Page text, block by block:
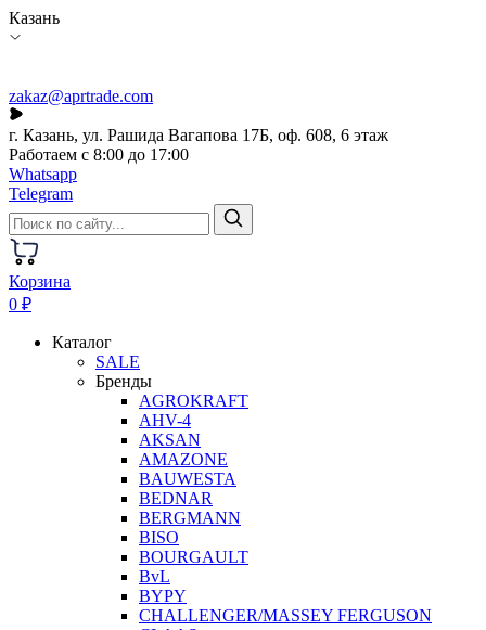
Казань
zakaz@aprtrade.com
г. Казань, ул. Рашида Вагапова 17Б, оф. 608, 6 этаж
Работаем с 8:00 до 17:00
Whatsapp
Telegram
Корзина
0 ₽
Каталог
SALE
Бренды
AGROKRAFT
AHV-4
AKSAN
AMAZONE
BAUWESTA
BEDNAR
BERGMANN
BISO
BOURGAULT
BvL
BYPY
CHALLENGER/MASSEY FERGUSON